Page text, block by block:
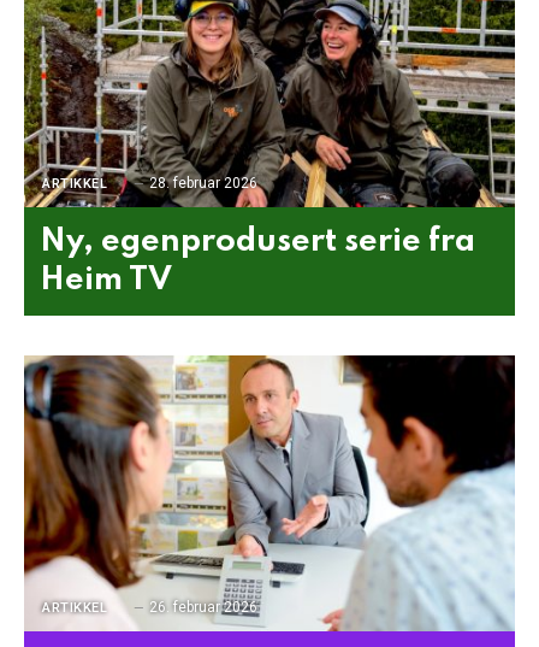
ARTIKKEL 28. februar 2026
Ny, egenprodusert serie fra
Heim TV
ARTIKKEL 26. februar 2026